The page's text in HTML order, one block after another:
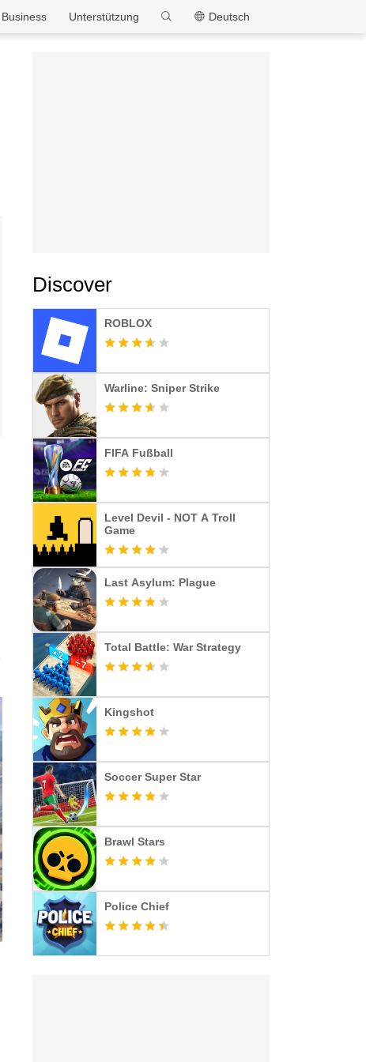
MEmu
Deutsch
Unterstützung
Business
Discover
ROBLOX
Warline: Sniper Strike
FIFA Fußball
Level Devil - NOT A Troll
Game
Last Asylum: Plague
Total Battle: War Strategy
Kingshot
Soccer Super Star
Brawl Stars
Police Chief